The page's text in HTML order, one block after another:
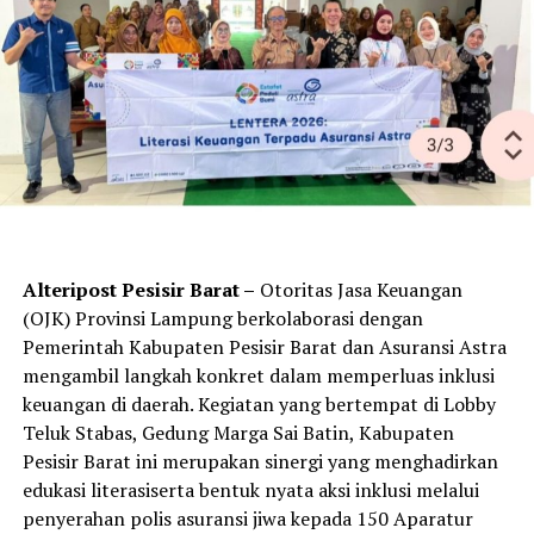
Pemkab Mesuji turut melepas 13.000 bibit ikan yang
terdiri dari 10.000 ekor benih lele dan 3.000 ekor benih
nila.
Gubernur Rahmat Mirzani Djausal menjelaskan bahwa
program restocking tersebut bertujuan mengembalikan
fungsi dan peran perairan umum sebagai penyangga
dari sektor perikanan.
Selain itu, pada sektor hilir pertanian, Pemerintah
Provinsi Lampung meluncurkan teknologi bed dryer di
500 desa sebagai solusi untuk mengatasi persoalan
pengeringan gabah yang selama ini menyebabkan
turunnya kualitas dan harga jual hasil panen. Upaya
penguatan sektor agribisnis juga didukung melalui kerja
sama permodalan dengan Bank Lampung melalui skema
Alteripost Pesisir Barat – Otoritas Jasa Keuangan
(OJK) Provinsi Lampung berkolaborasi dengan
Pemerintah Kabupaten Pesisir Barat dan Asuransi Astra
mengambil langkah konkret dalam memperluas inklusi
keuangan di daerah. Kegiatan yang bertempat di Lobby
Teluk Stabas, Gedung Marga Sai Batin, Kabupaten
Pesisir Barat ini merupakan sinergi yang menghadirkan
edukasi literasiserta bentuk nyata aksi inklusi melalui
penyerahan polis asuransi jiwa kepada 150 Aparatur